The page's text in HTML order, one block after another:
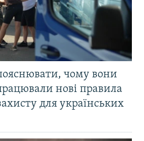
чому вони
нові правила
для українських